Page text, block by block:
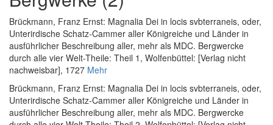
Brückmann, Franz Ernst: Magnalia Dei in locis svbterraneis, oder,
Unterirdische Schatz-Cammer aller Königreiche und Länder in
ausführlicher Beschreibung aller, mehr als MDC. Bergwercke
durch alle vier Welt-Theile: Theil 1 , Wolfenbüttel: [Verlag nicht
nachweisbar], 1727 Mehr
Brückmann, Franz Ernst: Magnalia Dei in locis svbterraneis, oder,
Unterirdische Schatz-Cammer aller Königreiche und Länder in
ausführlicher Beschreibung aller, mehr als MDC. Bergwercke